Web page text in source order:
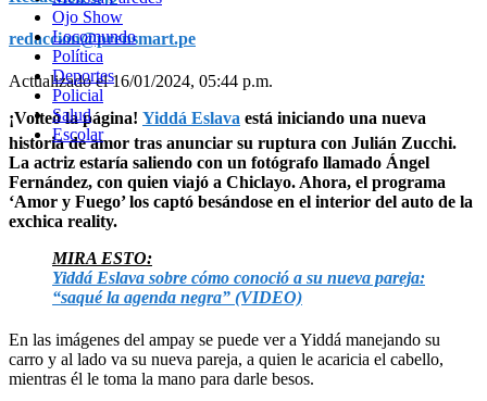
Ojo Show
Locomundo
Política
Deportes
Policial
Salud
Escolar
redaccion@prensmart.pe
Actualizado el 16/01/2024, 05:44 p.m.
¡Volteó la página! Yiddá Eslava está iniciando una nueva
historia de amor tras anunciar su ruptura con Julián Zucchi.
La actriz estaría saliendo con un fotógrafo llamado Ángel
Fernández, con quien viajó a Chiclayo. Ahora, el programa
‘Amor y Fuego’ los captó besándose en el interior del auto de la
exchica reality.
MIRA ESTO:
Yiddá Eslava sobre cómo conoció a su nueva pareja:
“saqué la agenda negra” (VIDEO)
En las imágenes del ampay se puede ver a Yiddá manejando su
carro y al lado va su nueva pareja, a quien le acaricia el cabello,
mientras él le toma la mano para darle besos.